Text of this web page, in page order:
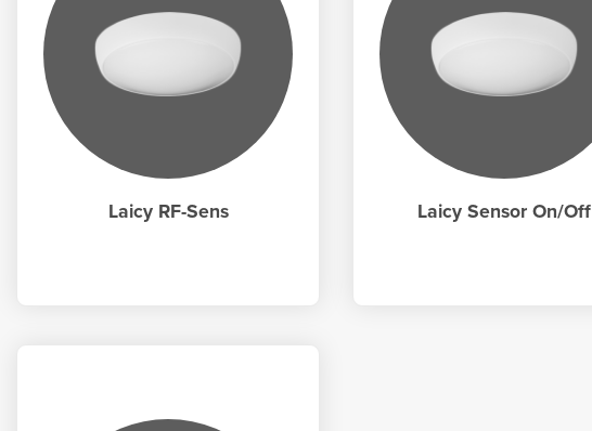
Laicy RF-Sens Laicy Sensor On/Off